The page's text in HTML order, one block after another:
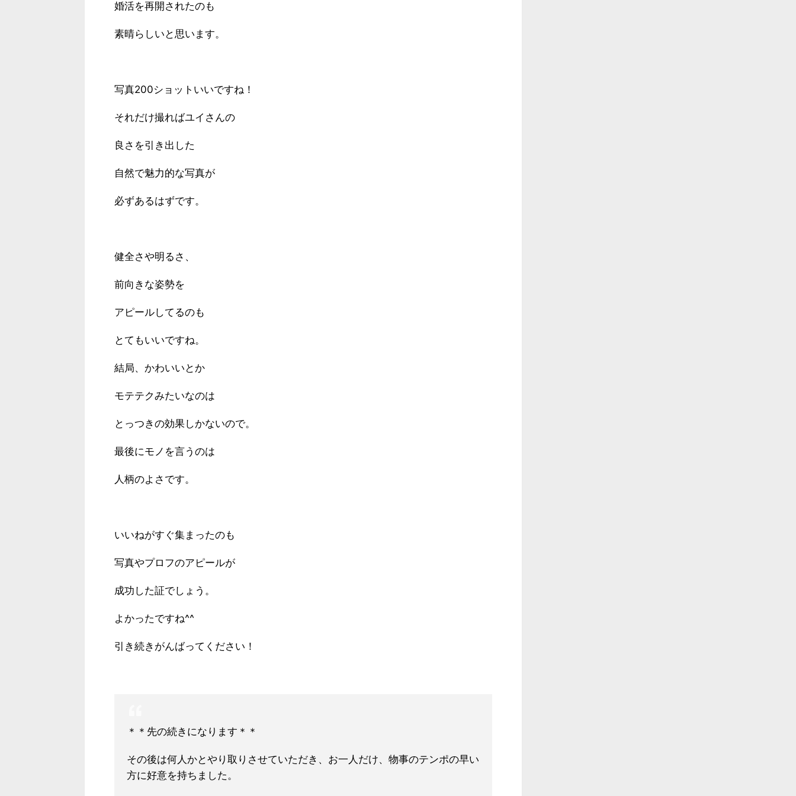
婚活を再開されたのも
素晴らしいと思います。
写真200ショットいいですね！
それだけ撮ればユイさんの
良さを引き出した
自然で魅力的な写真が
必ずあるはずです。
健全さや明るさ、
前向きな姿勢を
アピールしてるのも
とてもいいですね。
結局、かわいいとか
モテテクみたいなのは
とっつきの効果しかないので。
最後にモノを言うのは
人柄のよさです。
いいねがすぐ集まったのも
写真やプロフのアピールが
成功した証でしょう。
よかったですね^^
引き続きがんばってください！
＊＊先の続きになります＊＊
その後は何人かとやり取りさせていただき、お一人だけ、物事のテンポの早い
方に好意を持ちました。